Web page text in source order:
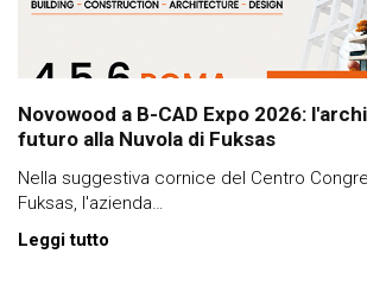
Novowood a B-CAD Expo 2026:
futuro alla Nuvola di Fuksas
Nella suggestiva cornice del Centro
Fuksas, l'azienda…
Leggi tutto